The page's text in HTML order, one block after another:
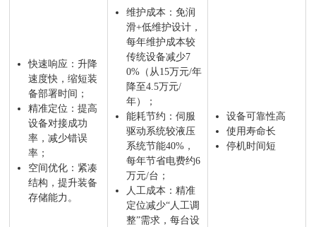
快速响应：升降
速度快，缩短装
备部署时间；
精准定位：提高
设备对接成功
率，减少错误
率；
空间优化：紧凑
结构，提升装备
存储能力。
维护成本：免润
滑+低维护设计，
每年维护成本较
传统设备减少7
0%（从15万元/年
降至4.5万元/
年）；
能耗节约：伺服
驱动系统较液压
系统节能40%，
每年节省电费约6
万元/台；
人工成本：精准
定位减少“人工调
整”需求，每台设
设备可靠性高
使用寿命长
停机时间短